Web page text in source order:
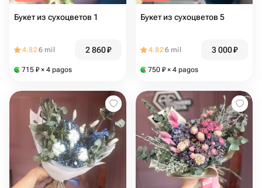
Букет из сухоцветов 1
4.826 mil 2 860₽
715 ₽ × 4 pagos
Букет из сухоцветов 5
4.826 mil 3 000₽
750 ₽ × 4 pagos